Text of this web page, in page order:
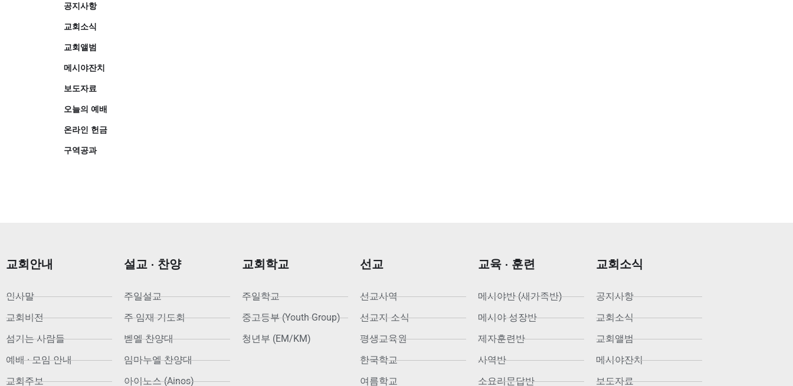
공지사항
교회소식
교회앨범
메시야잔치
보도자료
오늘의 예배
온라인 헌금
구역공과
교회안내
인사말
교회비전
섬기는 사람들
예배 · 모임 안내
교회주보
설교 · 찬양
주일설교
주 임재 기도회
벧엘 찬양대
임마누엘 찬양대
아이노스 (Ainos)
교회학교
주일학교
중고등부 (Youth Group)
청년부 (EM/KM)
선교
선교사역
선교지 소식
평생교육원
한국학교
여름학교
교육 · 훈련
메시야반 (새가족반)
메시야 성장반
제자훈련반
사역반
소요리문답반
교회소식
공지사항
교회소식
교회앨범
메시야잔치
보도자료